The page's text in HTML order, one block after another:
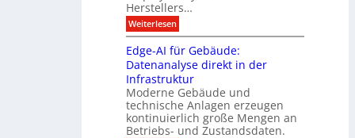
o
g
e
s
n
g
m
i
t
A
n
s
a
u
e
s
A
u
s
b
i
l
e
x
p
o
M
ü
n
c
h
e
n
2
Herstellers…
Weiterlesen:
S
m
a
r
t
e
r
T
a
s
Edge-AI für Gebäude:
Datenanalyse direkt in der
Infrastruktur
Moderne Gebäude und
technische Anlagen erzeugen
kontinuierlich große Mengen an
Betriebs- und Zustandsdaten.